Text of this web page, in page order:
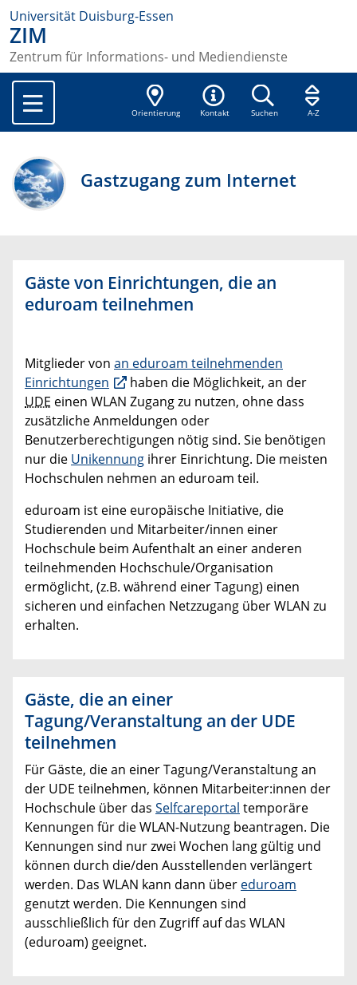
Universität Duisburg-Essen
ZIM
Zentrum für Informations- und Mediendienste
Orientierung Kontakt Suchen A-Z
Gastzugang zum Internet
Gäste von Einrichtungen, die an
eduroam teilnehmen
Mitglieder von an eduroam teilnehmenden
Einrichtungen
haben die Möglichkeit, an der
UDE einen WLAN Zugang zu nutzen, ohne dass
zusätzliche Anmeldungen oder
Benutzerberechtigungen nötig sind. Sie benötigen
nur die Unikennung ihrer Einrichtung. Die meisten
Hochschulen nehmen an eduroam teil.
eduroam ist eine europäische Initiative, die
Studierenden und Mitarbeiter/innen einer
Hochschule beim Aufenthalt an einer anderen
teilnehmenden Hochschule/Organisation
ermöglicht, (z.B. während einer Tagung) einen
sicheren und einfachen Netzzugang über WLAN zu
erhalten.
Gäste, die an einer
Tagung/Veranstaltung an der UDE
teilnehmen
Für Gäste, die an einer Tagung/Veranstaltung an
der UDE teilnehmen, können Mitarbeiter:innen der
Hochschule über das Selfcareportal temporäre
Kennungen für die WLAN-Nutzung beantragen. Die
Kennungen sind nur zwei Wochen lang gültig und
können durch die/den Ausstellenden verlängert
werden. Das WLAN kann dann über eduroam
genutzt werden. Die Kennungen sind
ausschließlich für den Zugriff auf das WLAN
(eduroam) geeignet.